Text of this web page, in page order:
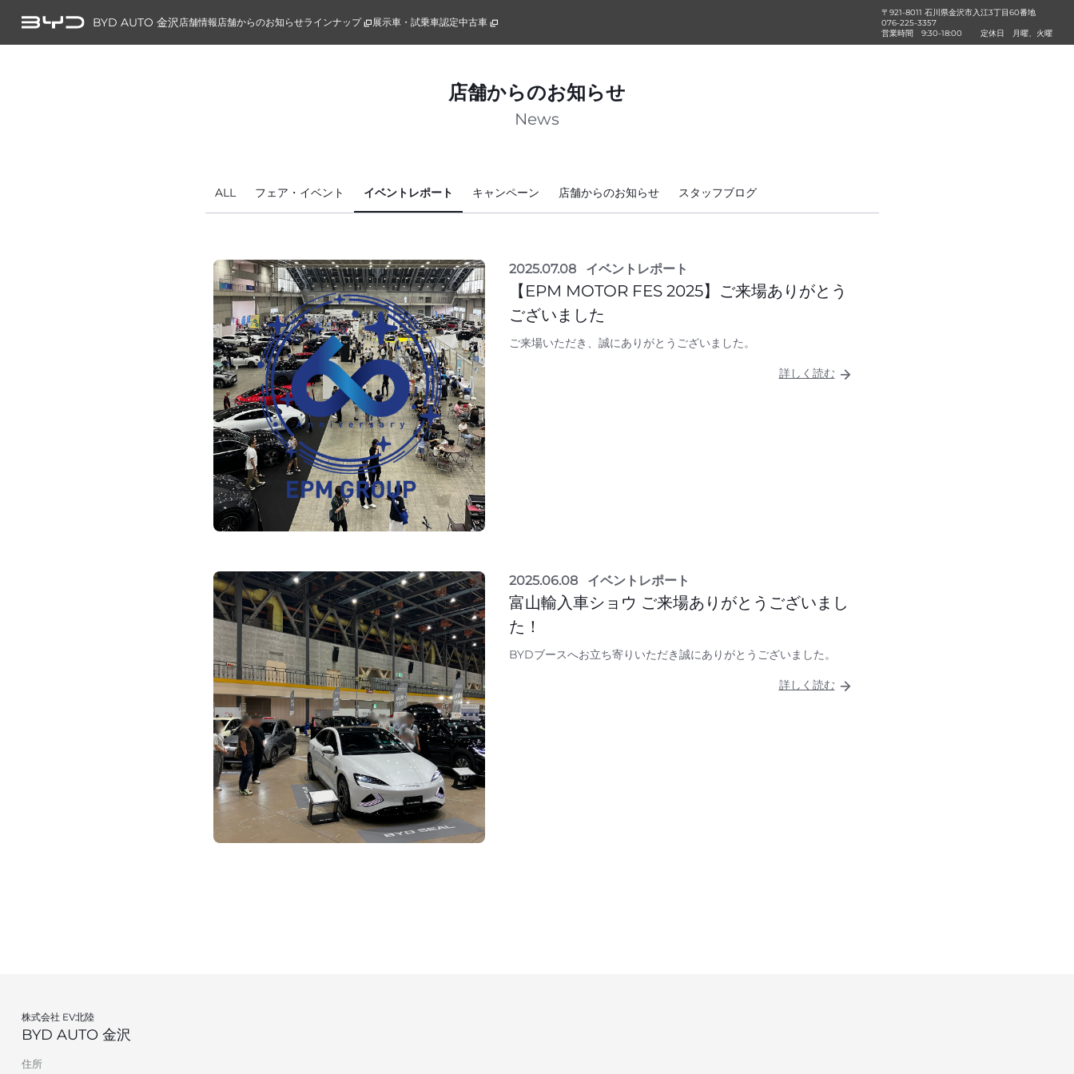
BYD AUTO 金沢 店舗情報店舗からのお知らせラインナップ 展示車・試乗車認定中古車
〒921-8011 石川県金沢市入江3丁目60番地
076-225-3357
営業時間
9:30-18:00 定休日 月曜、火曜
店舗からのお知らせ
News
ALL フェア・イベント イベントレポート キャンペーン 店舗からのお知らせ スタッフブログ
2025.07.08 イベントレポート
【EPM MOTOR FES 2025】ご来場ありがとう
ございました
ご来場いただき、誠にありがとうございました。
詳しく読む
2025.06.08 イベントレポート
富山輸入車ショウ ご来場ありがとうございまし
た！
BYDブースへお立ち寄りいただき誠にありがとうございました。
詳しく読む
株式会社 EV北陸
BYD AUTO 金沢
住所